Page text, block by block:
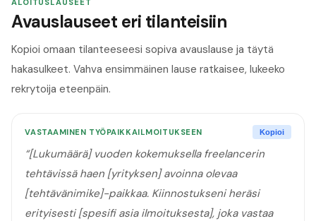
ALOITUSLAUSEET
Avauslauseet eri tilanteisiin
Kopioi omaan tilanteeseesi sopiva avauslause ja täytä
hakasulkeet. Vahva ensimmäinen lause ratkaisee, lukeeko
rekrytoija eteenpäin.
VASTAAMINEN TYÖPAIKKAILMOITUKSEEN Kopioi
“[Lukumäärä] vuoden kokemuksella freelancerin
tehtävissä haen [yrityksen] avoinna olevaa
[tehtävänimike]-paikkaa. Kiinnostukseni heräsi
erityisesti [spesifi asia ilmoituksesta], joka vastaa